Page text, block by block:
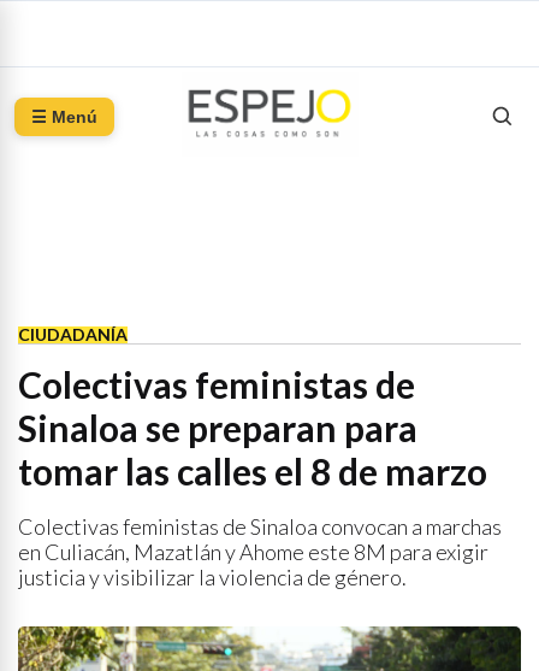
☰ Menú
CIUDADANÍA
Colectivas feministas de
Sinaloa se preparan para
tomar las calles el 8 de marzo
Colectivas feministas de Sinaloa convocan a marchas
en Culiacán, Mazatlán y Ahome este 8M para exigir
justicia y visibilizar la violencia de género.